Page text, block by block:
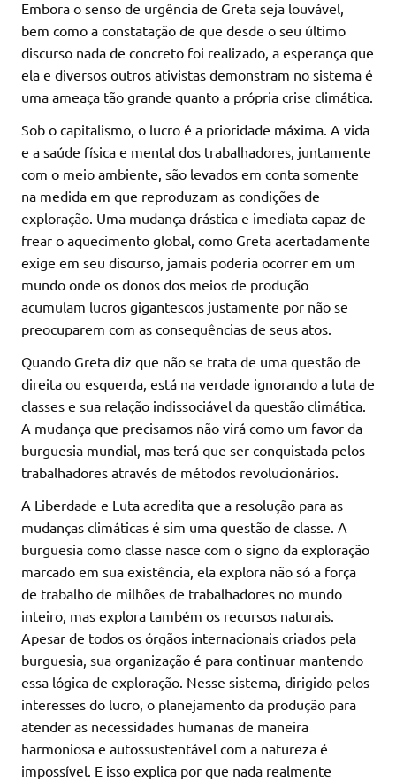
Embora o senso de urgência de Greta seja louvável,
bem como a constatação de que desde o seu último
discurso nada de concreto foi realizado, a esperança que
ela e diversos outros ativistas demonstram no sistema é
uma ameaça tão grande quanto a própria crise climática.
Sob o capitalismo, o lucro é a prioridade máxima. A vida
e a saúde física e mental dos trabalhadores, juntamente
com o meio ambiente, são levados em conta somente
na medida em que reproduzam as condições de
exploração. Uma mudança drástica e imediata capaz de
frear o aquecimento global, como Greta acertadamente
exige em seu discurso, jamais poderia ocorrer em um
mundo onde os donos dos meios de produção
acumulam lucros gigantescos justamente por não se
preocuparem com as consequências de seus atos.
Quando Greta diz que não se trata de uma questão de
direita ou esquerda, está na verdade ignorando a luta de
classes e sua relação indissociável da questão climática.
A mudança que precisamos não virá como um favor da
burguesia mundial, mas terá que ser conquistada pelos
trabalhadores através de métodos revolucionários.
A Liberdade e Luta acredita que a resolução para as
mudanças climáticas é sim uma questão de classe. A
burguesia como classe nasce com o signo da exploração
marcado em sua existência, ela explora não só a força
de trabalho de milhões de trabalhadores no mundo
inteiro, mas explora também os recursos naturais.
Apesar de todos os órgãos internacionais criados pela
burguesia, sua organização é para continuar mantendo
essa lógica de exploração. Nesse sistema, dirigido pelos
interesses do lucro, o planejamento da produção para
atender as necessidades humanas de maneira
harmoniosa e autossustentável com a natureza é
impossível. E isso explica por que nada realmente